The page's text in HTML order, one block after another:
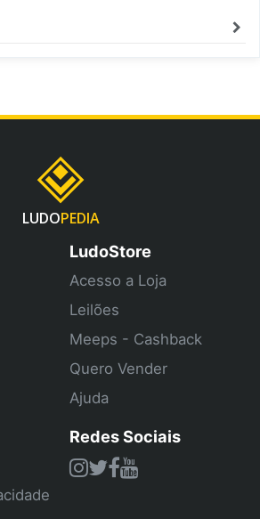
LUDOPEDIA
LudoStore
Acesso a Loja
Leilões
Meeps - Cashback
Quero Vender
Ajuda
Redes Sociais